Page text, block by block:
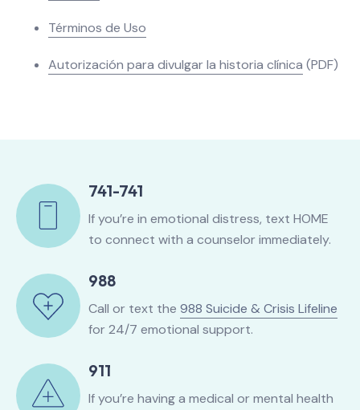
Términos de Uso
Autorización para divulgar la historia clínica (PDF)
741-741
If you’re in emotional distress, text HOME
to connect with a counselor immediately.
988
Call or text the 988 Suicide & Crisis Lifeline
for 24/7 emotional support.
911
If you’re having a medical or mental health